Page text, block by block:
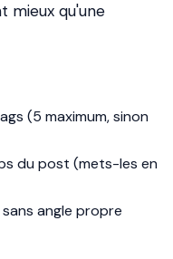
mieux qu'une
(5 maximum, sinon
du post (mets-les en
angle propre